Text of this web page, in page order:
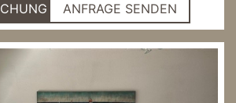
ANFRAGE SENDEN